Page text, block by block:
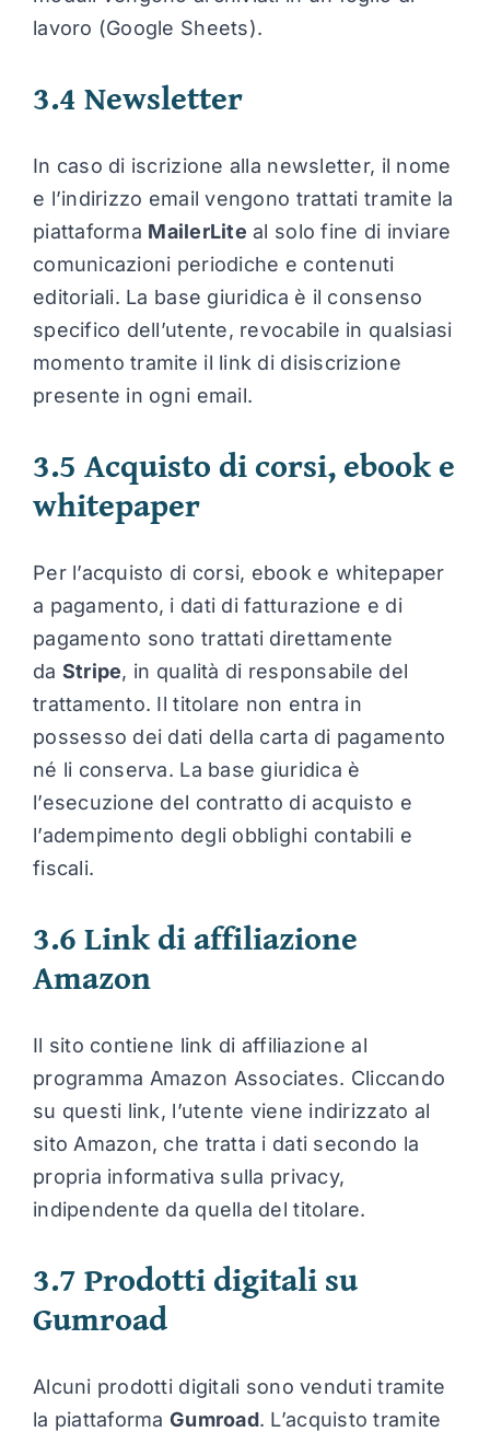
lavoro (Google Sheets).
3.4 Newsletter
In caso di iscrizione alla newsletter, il nome
e l’indirizzo email vengono trattati tramite la
piattaforma MailerLite al solo fine di inviare
comunicazioni periodiche e contenuti
editoriali. La base giuridica è il consenso
specifico dell’utente, revocabile in qualsiasi
momento tramite il link di disiscrizione
presente in ogni email.
3.5 Acquisto di corsi, ebook e
whitepaper
Per l’acquisto di corsi, ebook e whitepaper
a pagamento, i dati di fatturazione e di
pagamento sono trattati direttamente
da Stripe, in qualità di responsabile del
trattamento. Il titolare non entra in
possesso dei dati della carta di pagamento
né li conserva. La base giuridica è
l’esecuzione del contratto di acquisto e
l’adempimento degli obblighi contabili e
fiscali.
3.6 Link di affiliazione
Amazon
Il sito contiene link di affiliazione al
programma Amazon Associates. Cliccando
su questi link, l’utente viene indirizzato al
sito Amazon, che tratta i dati secondo la
propria informativa sulla privacy,
indipendente da quella del titolare.
3.7 Prodotti digitali su
Gumroad
Alcuni prodotti digitali sono venduti tramite
la piattaformaGumroad. L’acquisto tramite